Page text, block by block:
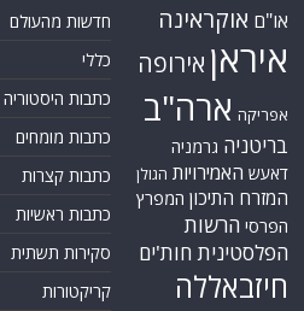
או"ם אוקראינה
איראן אירופה
אפריקה ארה"ב
בריטניה גרמניה
דאעש האמירויות הגולן
המזרח התיכון המפרץ
הפרסי הרשות
הפלסטינית חות'ים
חיזבאללה
חדשות מהעולם
כללי
כתבות היסטוריה
כתבות מומחים
כתבות קצרות
כתבות ראשיות
סקירות תשתית
קריקטורות